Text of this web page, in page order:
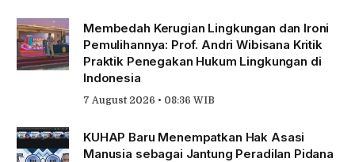
Membedah Kerugian Lingkungan dan Ironi
Pemulihannya: Prof. Andri Wibisana Kritik
Praktik Penegakan Hukum Lingkungan di
Indonesia
7 August 2026 • 08:36 WIB
KUHAP Baru Menempatkan Hak Asasi
Manusia sebagai Jantung Peradilan Pidana